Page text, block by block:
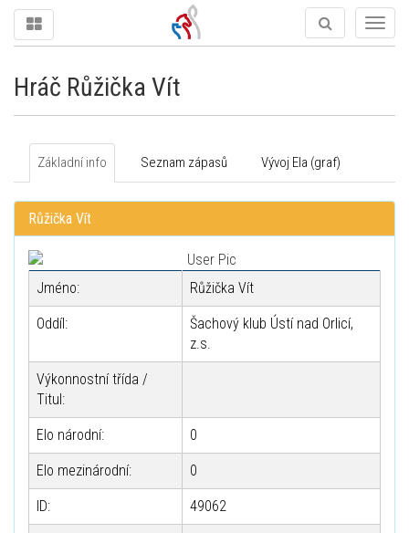
Hráč Růžička Vít
Základní info Seznam zápasů Vývoj Ela (graf)
Růžička Vít
Jméno: Růžička Vít
Oddíl:
Šachový klub Ústí nad Orlicí,
z.s.
Výkonnostní třída /
Titul:
Elo národní: 0
Elo mezinárodní: 0
ID: 49062